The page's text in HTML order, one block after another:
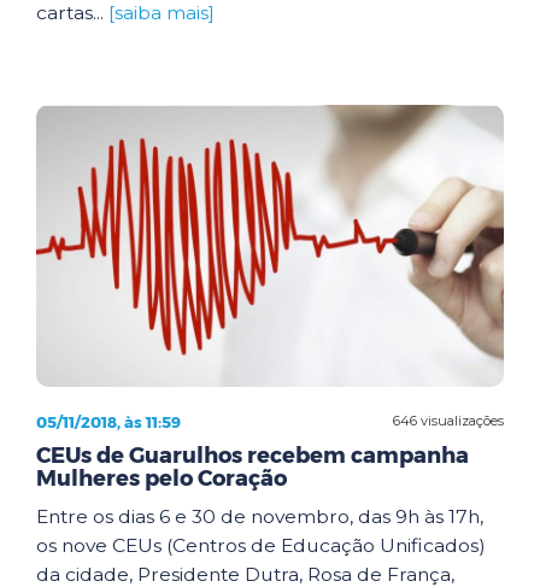
cartas... [saiba mais]
646 visualizações
05/11/2018, às 11:59
CEUs de Guarulhos recebem campanha
Mulheres pelo Coração
Entre os dias 6 e 30 de novembro, das 9h às 17h,
os nove CEUs (Centros de Educação Unificados)
da cidade, Presidente Dutra, Rosa de França,